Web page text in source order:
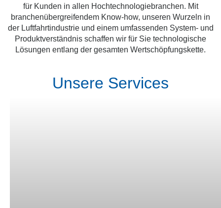
für Kunden in allen Hochtechnologiebranchen. Mit
branchenübergreifendem Know-how, unseren Wurzeln in
der Luftfahrtindustrie und einem umfassenden System- und
Produktverständnis schaffen wir für Sie technologische
Lösungen entlang der gesamten Wertschöpfungskette.
Unsere Services